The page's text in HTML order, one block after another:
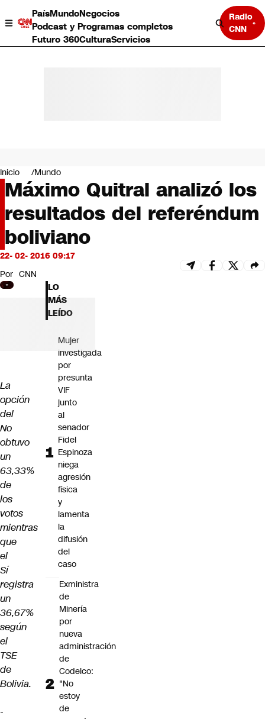
PaísMundoNegocios
Podcast y Programas completos
Futuro 360CulturaServicios
Radio
CNN
Negocios
Deportes
Programas completos
Cultura
Servicios
Bits
CNN tiempo
Futuro 360
Opinión
Inicio Mundo
Máximo Quitral analizó los
resultados del referéndum
boliviano
22- 02- 2016 09:17
Por CNN
La
opción
del
No
obtuvo
un
63,33%
de
los
votos
mientras
que
el
Sí
registra
un
36,67%
según
el
TSE
de
Bolivia.
-
LO
MÁS
LEÍDO
Mujer
investigada
por
presunta
VIF
junto
al
senador
Fidel
Espinoza
niega
agresión
física
y
lamenta
la
difusión
del
caso
Exministra
de
Minería
por
nueva
administración
de
Codelco:
"No
estoy
de